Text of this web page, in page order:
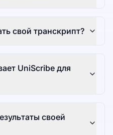
свой транскрипт?
UniScribe для
своей